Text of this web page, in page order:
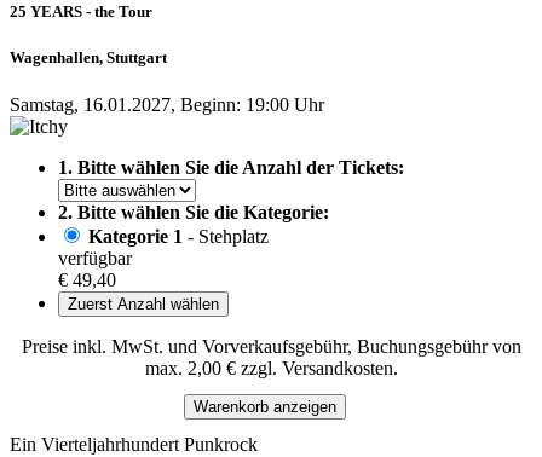
25 YEARS - the Tour
Wagenhallen, Stuttgart
Samstag, 16.01.2027, Beginn: 19:00 Uhr
1. Bitte wählen Sie die Anzahl der Tickets:
2. Bitte wählen Sie die Kategorie:
Kategorie 1 - Stehplatz
verfügbar
€ 49,40
Zuerst Anzahl wählen
Preise inkl. MwSt. und Vorverkaufsgebühr, Buchungsgebühr von
max. 2,00 € zzgl. Versandkosten.
Warenkorb anzeigen
Ein Vierteljahrhundert Punkrock